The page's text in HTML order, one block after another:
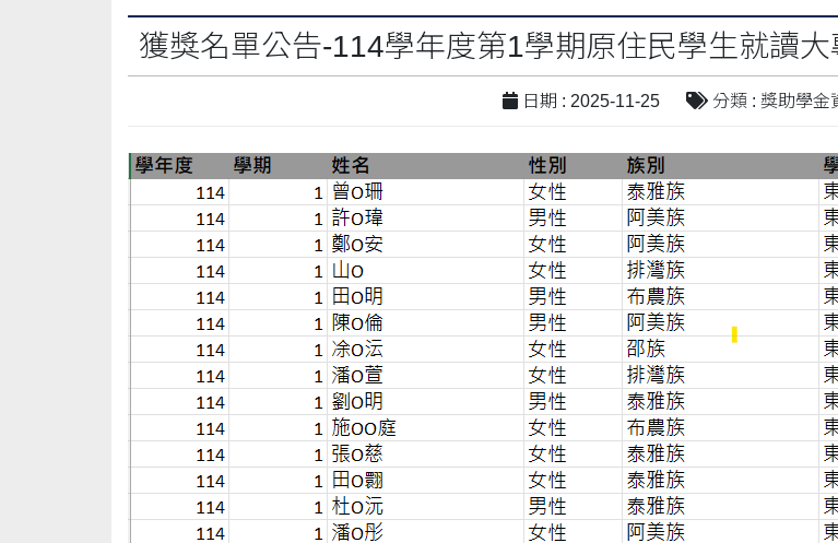
獲獎名單公告-114學年度第1學期原住民學生就讀
日期 : 2025-11-25 分類 : 獎助學金